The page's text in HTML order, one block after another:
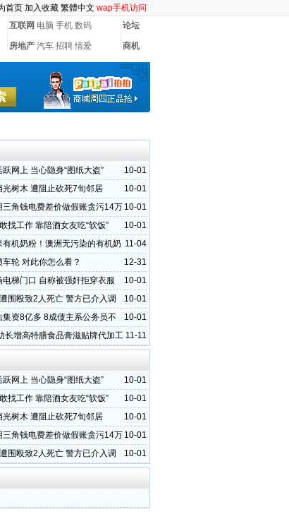
首页 加入收藏 繁體中文 wap手机访问
互联网 电脑 手机 数码 论坛
房地产 汽车 招聘 情爱 商机
10-01
网上 当心隐身“图纸大盗”
10-01
光树木 遭阻止砍死7旬邻居
10-01
三角钱电费差价做假账贪污14万
10-01
找工作 靠陪酒女友吃“软饭”
11-04
机奶粉！澳洲无污染的有机奶
12-31
轮 对此你怎么看？
10-01
梯门口 自称被强奸拒穿衣服
10-01
围殴致2人死亡 警方已介入调
10-01
资8亿多 8成债主系公务员不
11-11
长增高特膳食品膏滋贴牌代加工
10-01
网上 当心隐身“图纸大盗”
10-01
找工作 靠陪酒女友吃“软饭”
10-01
光树木 遭阻止砍死7旬邻居
10-01
三角钱电费差价做假账贪污14万
10-01
围殴致2人死亡 警方已介入调